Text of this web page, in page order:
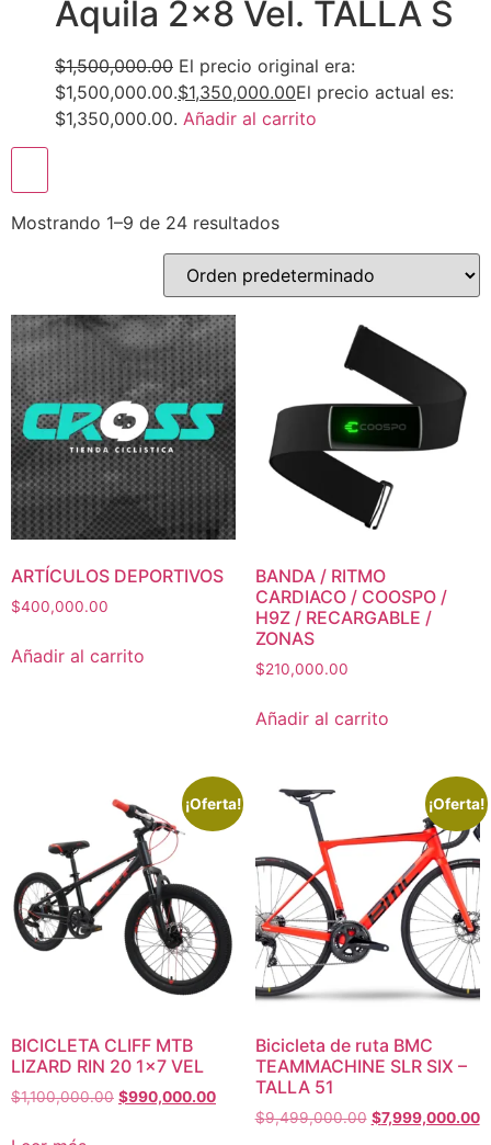
Aquila 2×8 Vel. TALLA S
$1,500,000.00 El precio original era:
$1,500,000.00.$1,350,000.00El precio actual es:
$1,350,000.00. Añadir al carrito
Mostrando 1–9 de 24 resultados
ARTÍCULOS DEPORTIVOS
$400,000.00
Añadir al carrito
BANDA / RITMO
CARDIACO / COOSPO /
H9Z / RECARGABLE /
ZONAS
$210,000.00
Añadir al carrito
¡Oferta!
BICICLETA CLIFF MTB
LIZARD RIN 20 1×7 VEL
$1,100,000.00 $990,000.00
¡Oferta!
Bicicleta de ruta BMC
TEAMMACHINE SLR SIX –
TALLA 51
$9,499,000.00 $7,999,000.00